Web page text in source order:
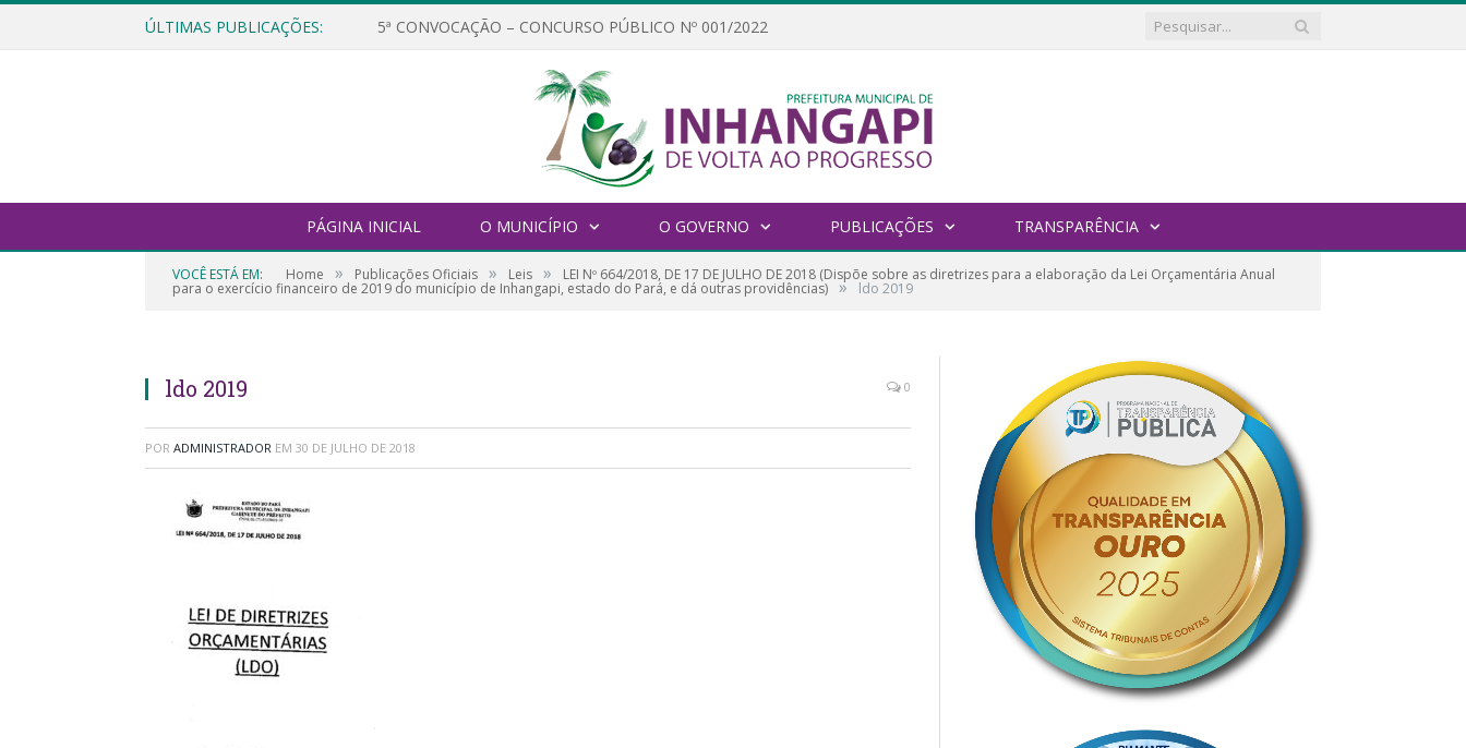
ÚLTIMAS PUBLICAÇÕES: 5ª CONVOCAÇÃO – CONCURSO PÚBLICO Nº 001/2022
PÁGINA INICIAL O MUNICÍPIO O GOVERNO PUBLICAÇÕES TRANSPARÊNCIA
VOCÊ ESTÁ EM: Home » Publicações Oficiais » Leis » LEI Nº 664/2018, DE 17 DE JULHO DE 2018 (Dispõe sobre as diretrizes para a elaboração da Lei Orçamentária Anual
para o exercício financeiro de 2019 do município de Inhangapi, estado do Pará, e dá outras providências) » ldo 2019
ldo 2019 0
POR ADMINISTRADOR EM 30 DE JULHO DE 2018